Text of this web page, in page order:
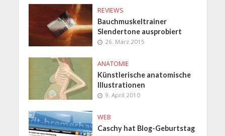
REVIEWS
Bauchmuskeltrainer
Slendertone ausprobiert
26. März 2015
ANATOMIE
Künstlerische anatomische
Illustrationen
9. April 2010
WEB
Caschy hat Blog-Geburtstag